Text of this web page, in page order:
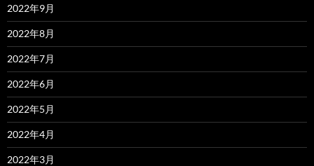
2022年9月
2022年8月
2022年7月
2022年6月
2022年5月
2022年4月
2022年3月